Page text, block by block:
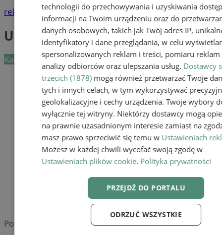
reklama
Urolodzy
Kategoria nie zawiera żadnych prezentacji firm.
Dodaj firmę
Pozostałe firmy w kategorii
Największy sklep z częściami
online!
Tworzenie stron www - Mikołów
Portal należy do sieci
technologii do przechowywania i uzyskiwania
informacji na Twoim urządzeniu oraz do
danych osobowych, takich jak Twój adres IP,
identyfikatory i dane przeglądania, w celu
spersonalizowanych reklam i treści, pomiaru reklam
analizy odbiorców oraz ulepszania usług. Dostawcy
trzecich (1878) mogą również przetwarzać Twoje
tych i innych celach, w tym wykorzystywać
geolokalizacyjne i cechy urządzenia. Twoje wybory
wyłącznie tej witryny. Niektórzy dostawcy mogą
na prawnie uzasadnionym interesie zamiast na
masz prawo sprzeciwić się temu w Ustawieniach
Możesz w każdej chwili wycofać swoją zgodę w
Ustawieniach plików cookie. Polityka prywatności
PRZEJDŹ DO PORTALU
ODRZUĆ WSZYSTKIE